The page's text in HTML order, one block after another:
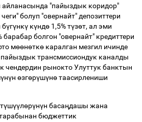
айланасында "пайыздык коридор"
чеги" болуп "овернайт" депозиттери
бүгүнкү күндө 1,5% түзөт, ал эми
барабар болгон "овернайт" кредиттери
мөөнөткө каралган мезгил ичинде
трансмиссиондук каналды
чендердин рынокто Улуттук банктын
үнүн өзгөрүшүнөтаасирлениши
үшүүлөрүнүн басаңдашы жана
бюджеттик